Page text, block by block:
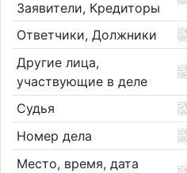
Заявители, Кредиторы
Ответчики, Должники
Другие лица,
участвующие в деле
Судья
Номер дела
Место, время, дата